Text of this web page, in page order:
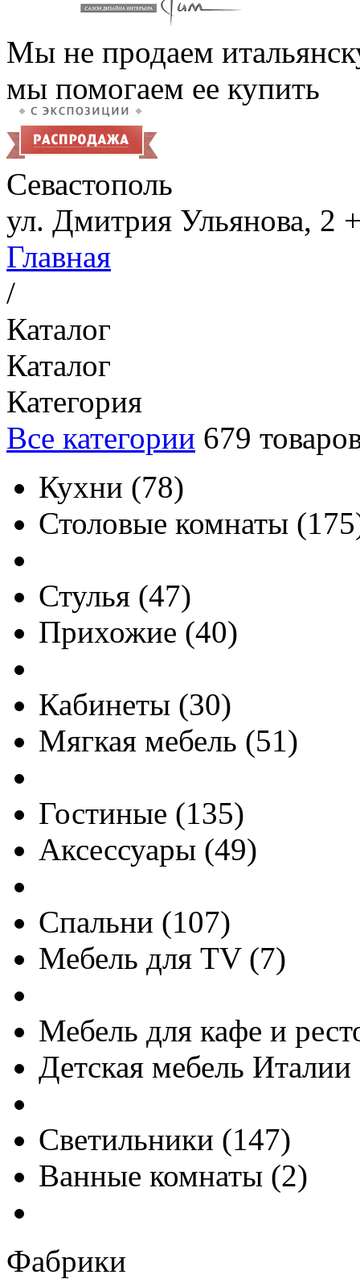
Мы не продаем
мы помогаем ее купить
Севастополь
ул. Дмитрия Ульянова, 2
Главная
/
Каталог
Каталог
Категория
Все категории 679
Кухни (78)
Столовые комнаты (175
Стулья (47)
Прихожие (40)
Кабинеты (30)
Мягкая мебель (51)
Гостиные (135)
Аксессуары (49)
Спальни (107)
Мебель для TV (7)
Мебель для кафе и
Детская мебель Италии
Светильники (147)
Ванные комнаты (2)
Фабрики